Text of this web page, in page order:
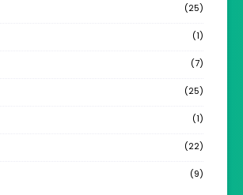
(25)
(1)
(7)
(25)
(1)
(22)
(9)